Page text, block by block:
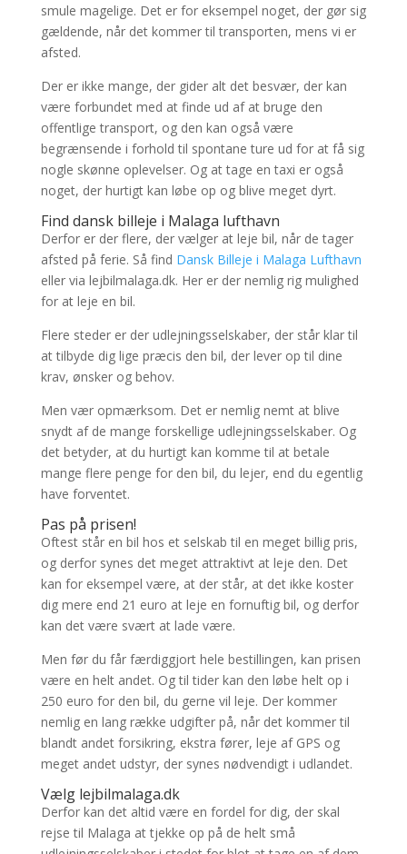
smule magelige. Det er for eksempel noget, der gør sig
gældende, når det kommer til transporten, mens vi er
afsted.
Der er ikke mange, der gider alt det besvær, der kan
være forbundet med at finde ud af at bruge den
offentlige transport, og den kan også være
begrænsende i forhold til spontane ture ud for at få sig
nogle skønne oplevelser. Og at tage en taxi er også
noget, der hurtigt kan løbe op og blive meget dyrt.
Find dansk billeje i Malaga lufthavn
Derfor er der flere, der vælger at leje bil, når de tager
afsted på ferie. Så find Dansk Billeje i Malaga Lufthavn
eller via lejbilmalaga.dk. Her er der nemlig rig mulighed
for at leje en bil.
Flere steder er der udlejningsselskaber, der står klar til
at tilbyde dig lige præcis den bil, der lever op til dine
krav, ønsker og behov.
Men vær opmærksom. Det er nemlig nemt at blive
snydt af de mange forskellige udlejningsselskaber. Og
det betyder, at du hurtigt kan komme til at betale
mange flere penge for den bil, du lejer, end du egentlig
have forventet.
Pas på prisen!
Oftest står en bil hos et selskab til en meget billig pris,
og derfor synes det meget attraktivt at leje den. Det
kan for eksempel være, at der står, at det ikke koster
dig mere end 21 euro at leje en fornuftig bil, og derfor
kan det være svært at lade være.
Men før du får færdiggjort hele bestillingen, kan prisen
være en helt andet. Og til tider kan den løbe helt op i
250 euro for den bil, du gerne vil leje. Der kommer
nemlig en lang række udgifter på, når det kommer til
blandt andet forsikring, ekstra fører, leje af GPS og
meget andet udstyr, der synes nødvendigt i udlandet.
Vælg lejbilmalaga.dk
Derfor kan det altid være en fordel for dig, der skal
rejse til Malaga at tjekke op på de helt små